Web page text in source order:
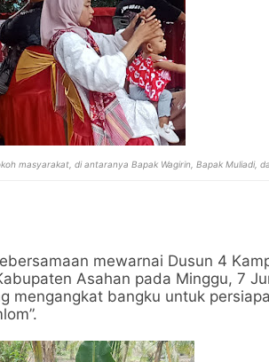
masyarakat, di antaranya Bapak Wagirin, Bapak Muliadi,
mewarnai Dusun 4
Asahan pada Minggu, 7
mengangkat bangku untuk